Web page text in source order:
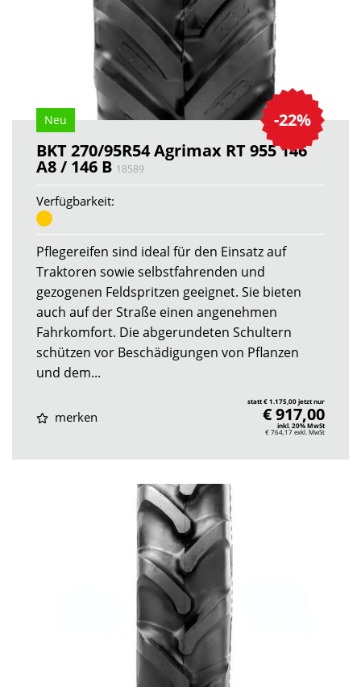
-22%
Neu
BKT 270/95R54 Agrimax RT 955 146
A8 / 146 B 18589
Verfügbarkeit:
Pflegereifen sind ideal für den Einsatz auf
Traktoren sowie selbstfahrenden und
gezogenen Feldspritzen geeignet. Sie bieten
auch auf der Straße einen angenehmen
Fahrkomfort. Die abgerundeten Schultern
schützen vor Beschädigungen von Pflanzen
und dem...
merken
statt € 1.175,00 jetzt nur
€ 917,00
inkl. 20% MwSt
€ 764,17exkl. MwSt